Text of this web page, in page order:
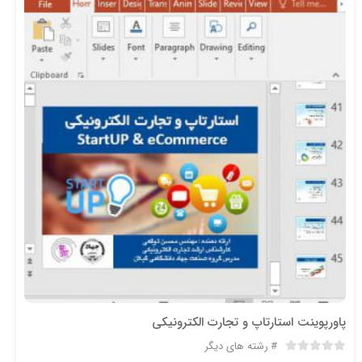
پاورپوینت استارتاپ و تجارت الکترونیکی
رشته های دیگر